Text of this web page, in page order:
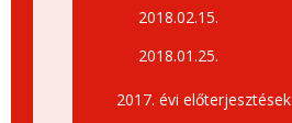
2018.02.15.
2018.01.25.
2017. évi előterjesztések